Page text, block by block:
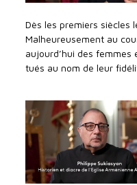
Dès les premiers siècles
Malheureusement au
aujourd’hui des
tués au nom de leur